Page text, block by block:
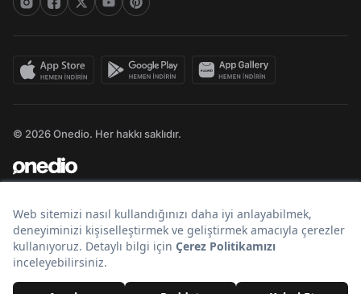
© 2026 Onedio. Her hakkı saklıdır.
Bir markasıdır.